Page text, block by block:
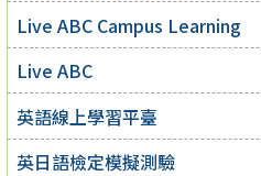
Live ABC Campus Learning
Live ABC
英語線上學習平臺
英日語檢定模擬測驗